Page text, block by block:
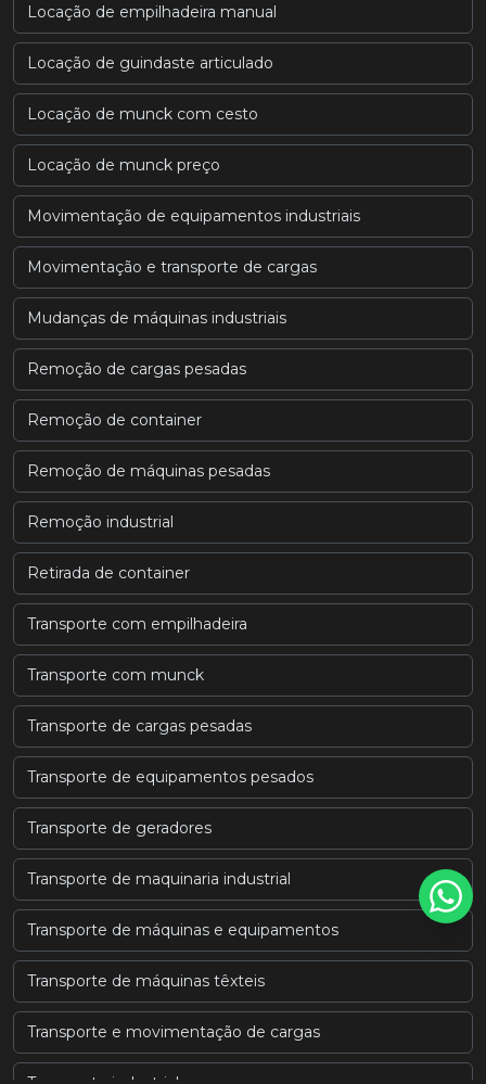
Locação de empilhadeira manual
Locação de guindaste articulado
Locação de munck com cesto
Locação de munck preço
Movimentação de equipamentos industriais
Movimentação e transporte de cargas
Mudanças de máquinas industriais
Remoção de cargas pesadas
Remoção de container
Remoção de máquinas pesadas
Remoção industrial
Retirada de container
Transporte com empilhadeira
Transporte com munck
Transporte de cargas pesadas
Transporte de equipamentos pesados
Transporte de geradores
Transporte de maquinaria industrial
Transporte de máquinas e equipamentos
Transporte de máquinas têxteis
Transporte e movimentação de cargas